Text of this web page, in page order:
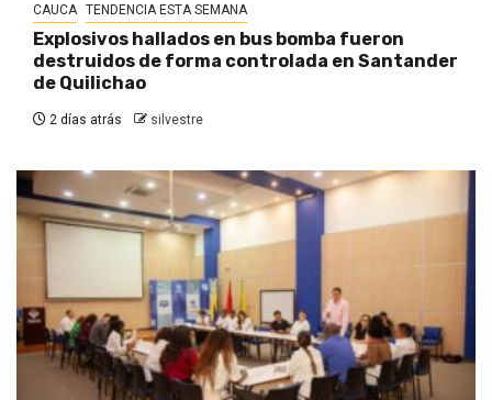
CAUCA TENDENCIA ESTA SEMANA
Explosivos hallados en bus bomba fueron
destruidos de forma controlada en Santander
de Quilichao
2 días atrás silvestre